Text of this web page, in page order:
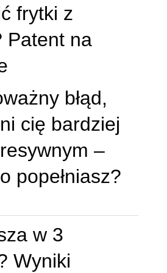
frytki z
Patent na
błąd,
cię bardziej
–
popełniasz?
w 3
Wyniki